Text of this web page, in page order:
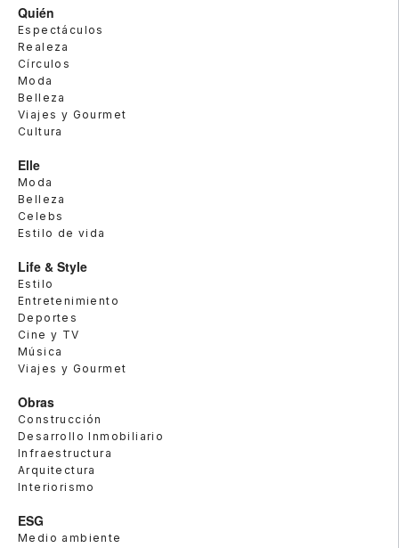
Quién
Espectáculos
Realeza
Círculos
Moda
Belleza
Viajes y Gourmet
Cultura
Elle
Moda
Belleza
Celebs
Estilo de vida
Life & Style
Estilo
Entretenimiento
Deportes
Cine y TV
Música
Viajes y Gourmet
Obras
Construcción
Desarrollo Inmobiliario
Infraestructura
Arquitectura
Interiorismo
ESG
Medio ambiente